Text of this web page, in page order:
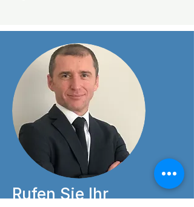
Rufen Sie Ihr